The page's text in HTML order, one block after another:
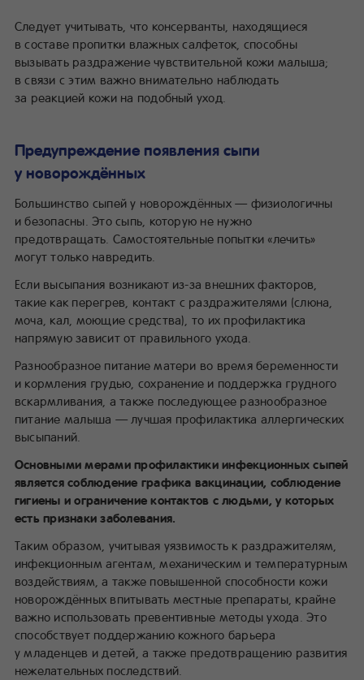
Следует учитывать, что консерванты, находящиеся
в составе пропитки влажных салфеток, способны
вызывать раздражение чувствительной кожи малыша;
в связи с этим важно внимательно наблюдать
за реакцией кожи на подобный уход.
Предупреждение появления сыпи
у новорождённых
Большинство сыпей у новорождённых — физиологичны
и безопасны. Это сыпь, которую не нужно
предотвращать. Самостоятельные попытки «лечить»
могут только навредить.
Если высыпания возникают из-за внешних факторов,
такие как перегрев, контакт с раздражителями (слюна,
моча, кал, моющие средства), то их профилактика
напрямую зависит от правильного ухода.
Разнообразное питание матери во время беременности
и кормления грудью, сохранение и поддержка грудного
вскармливания, а также последующее разнообразное
питание малыша — лучшая профилактика аллергических
высыпаний.
Основными мерами профилактики инфекционных сыпей
является соблюдение графика вакцинации, соблюдение
гигиены и ограничение контактов с людьми, у которых
есть признаки заболевания.
Таким образом, учитывая уязвимость к раздражителям,
инфекционным агентам, механическим и температурным
воздействиям, а также повышенной способности кожи
новорождённых впитывать местные препараты, крайне
важно использовать превентивные методы ухода. Это
способствует поддержанию кожного барьера
у младенцев и детей, а также предотвращению развития
нежелательных последствий.